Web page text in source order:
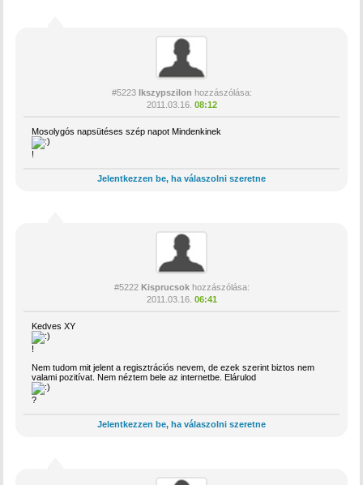
#5223 Ikszypszilon hozzászólása:
2011.03.16. 08:12
Mosolygós napsütéses szép napot Mindenkinek
!
Jelentkezzen be, ha válaszolni szeretne
#5222 Kisprucsokhozzászólása:
2011.03.16. 06:41
Kedves XY
!
Nem tudom mit jelent a regisztrációs nevem, de ezek szerint biztos nem
valami pozitívat. Nem néztem bele az internetbe. Elárulod
?
Jelentkezzen be, ha válaszolni szeretne